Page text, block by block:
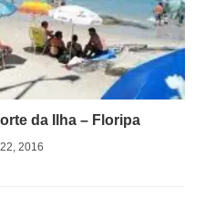
da Ilha – Floripa
2016